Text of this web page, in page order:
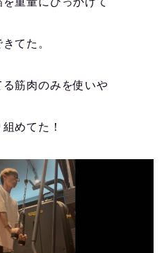
てた。
筋肉のみを使いや
めてた！